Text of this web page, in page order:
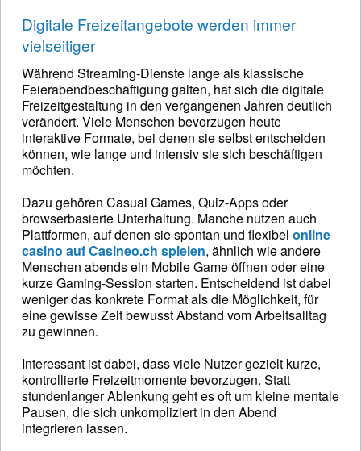
Digitale Freizeitangebote werden immer
vielseitiger
Während Streaming-Dienste lange als klassische
Feierabendbeschäftigung galten, hat sich die digitale
Freizeitgestaltung in den vergangenen Jahren deutlich
verändert. Viele Menschen bevorzugen heute
interaktive Formate, bei denen sie selbst entscheiden
können, wie lange und intensiv sie sich beschäftigen
möchten.
Dazu gehören Casual Games, Quiz-Apps oder
browserbasierte Unterhaltung. Manche nutzen auch
Plattformen, auf denen sie spontan und flexibel online
casino auf Casineo.ch spielen, ähnlich wie andere
Menschen abends ein Mobile Game öffnen oder eine
kurze Gaming-Session starten. Entscheidend ist dabei
weniger das konkrete Format als die Möglichkeit, für
eine gewisse Zeit bewusst Abstand vom Arbeitsalltag
zu gewinnen.
Interessant ist dabei, dass viele Nutzer gezielt kurze,
kontrollierte Freizeitmomente bevorzugen. Statt
stundenlanger Ablenkung geht es oft um kleine mentale
Pausen, die sich unkompliziert in den Abend
integrieren lassen.